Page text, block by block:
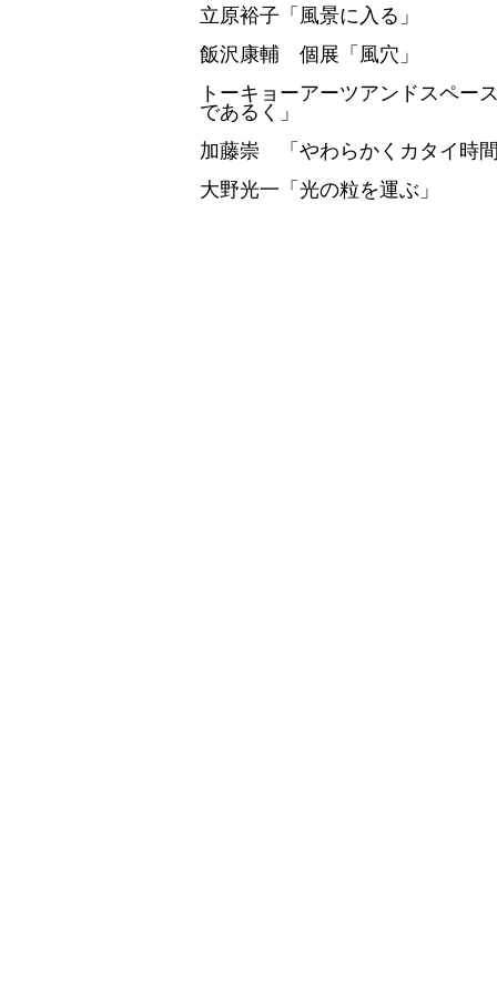
立原裕子「風景に入る」
飯沢康輔 個展「風穴」
トーキョーアーツアンドスペー
であるく」
加藤崇 「やわらかくカタイ時
大野光一「光の粒を運ぶ」